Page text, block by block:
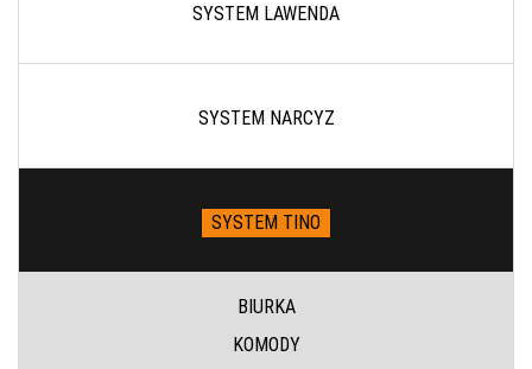
SYSTEM LAWENDA
SYSTEM NARCYZ
SYSTEM TINO
BIURKA
KOMODY